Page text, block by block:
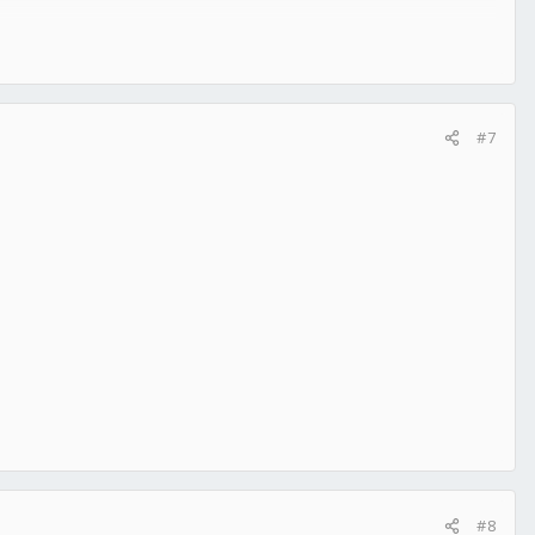
#7
#8